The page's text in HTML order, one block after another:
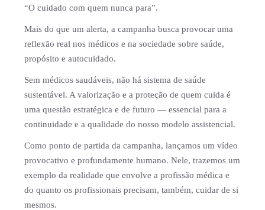
“O cuidado com quem nunca para”.
Mais do que um alerta, a campanha busca provocar uma
reflexão real nos médicos e na sociedade sobre saúde,
propósito e autocuidado.
Sem médicos saudáveis, não há sistema de saúde
sustentável. A valorização e a proteção de quem cuida é
uma questão estratégica e de futuro — essencial para a
continuidade e a qualidade do nosso modelo assistencial.
Como ponto de partida da campanha, lançamos um vídeo
provocativo e profundamente humano. Nele, trazemos um
exemplo da realidade que envolve a profissão médica e
do quanto os profissionais precisam, também, cuidar de si
mesmos.